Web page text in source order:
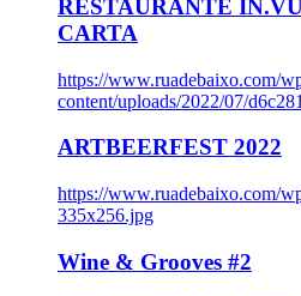
RESTAURANTE
CARTA
https://www.ruadebaixo.com/
content/uploads/2022/07/
ARTBEERFEST 2022
https://www.ruadebaixo.com/
335x256.jpg
Wine & Grooves #2